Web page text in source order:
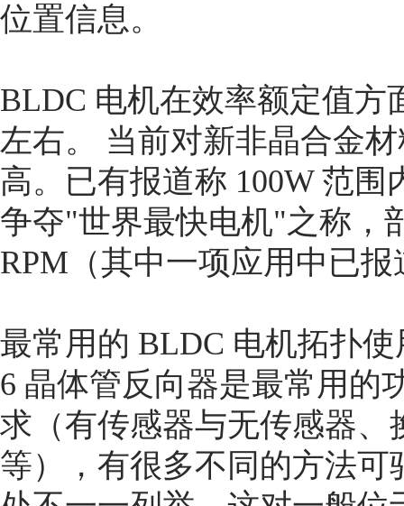
位置信息。
BLDC 电机在效率额定值方
左右。 当前对新非晶合金
高。已有报道称 100W 范
争夺"世界最快电机"之称，
RPM（其中一项应用中已报
最常用的 BLDC 电机拓扑
6 晶体管反向器是最常用的
求（有传感器与无传感器、
等），有很多不同的方法